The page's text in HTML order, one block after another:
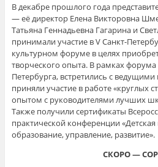
В декабре прошлого года
— её директор Елена Викторовна
Татьяна Геннадьевна Гагарина и
принимали участие в V Санкт-
культурном форуме в целях
творческого опыта. В рамках
Петербурга, встретились с
приняли участие в работе «круглых
опытом с руководителями лучших
Также получили сертификаты
практической конференции «Детская
образование, управление, развитие».
СКОРО —